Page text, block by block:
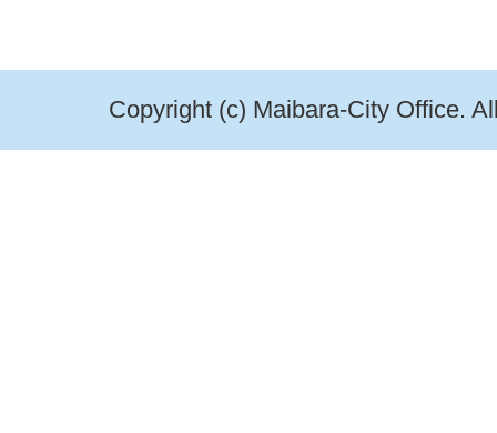
Copyright (c) Maibara-City Office.